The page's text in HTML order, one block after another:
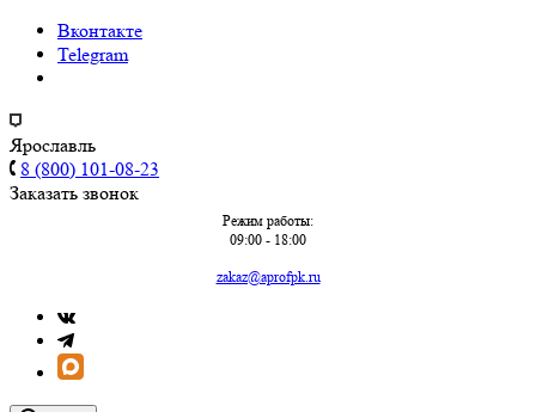
Вконтакте
Telegram
Ярославль
8 (800) 101-08-23
Заказать звонок
Режим работы:
09:00 - 18:00
zakaz@aprofpk.ru